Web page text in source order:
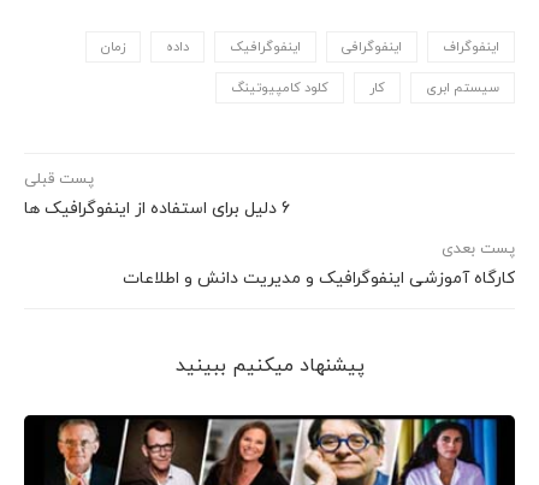
اینفوگراف اینفوگرافی اینفوگرافیک داده زمان
سیستم ابری کار کلود کامپیوتینگ
پست قبلی
6 دلیل برای استفاده از اینفوگرافیک ها
پست بعدی
کارگاه آموزشی اینفوگرافیک و مدیریت دانش و اطلاعات
پیشنهاد می‎کنیم ببینید